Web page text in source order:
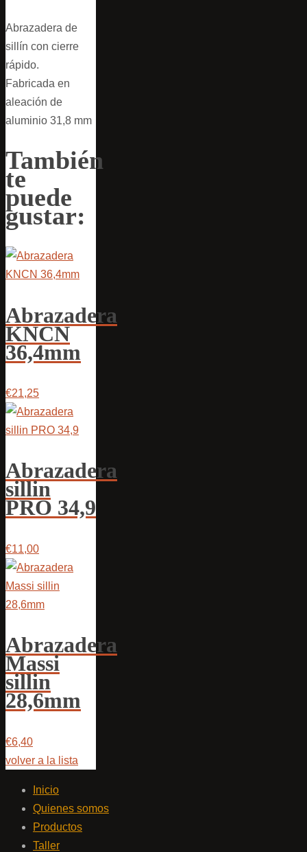
Abrazadera de
sillín con cierre
rápido.
Fabricada en
aleación de
aluminio 31,8 mm
También
te
puede
gustar:
Abrazadera
KNCN
36,4mm
€21,25
Abrazadera
sillin
PRO 34,9
€11,00
Abrazadera
Massi
sillin
28,6mm
€6,40
volver a la lista
Inicio
Quienes somos
Productos
Taller